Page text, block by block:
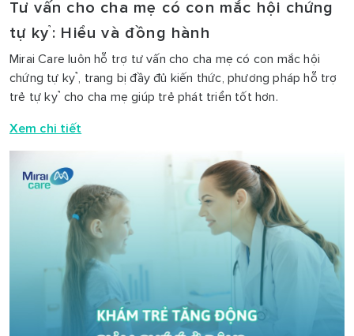
Tư vấn cho cha mẹ có con mắc hội chứng
tự kỷ: Hiểu và đồng hành
Mirai Care luôn hỗ trợ tư vấn cho cha mẹ có con mắc hội
chứng tự kỷ, trang bị đầy đủ kiến thức, phương pháp hỗ trợ
trẻ tự kỷ cho cha mẹ giúp trẻ phát triển tốt hơn.
Xem chi tiết